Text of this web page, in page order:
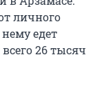
личного
едет
26 тысяч